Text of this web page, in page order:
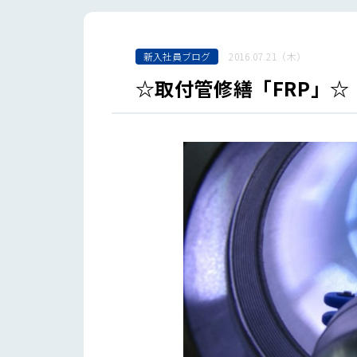
新入社員ブログ 2016.07.21（木）
☆取付管修繕「FRP」☆